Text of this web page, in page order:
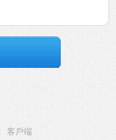
客戶端